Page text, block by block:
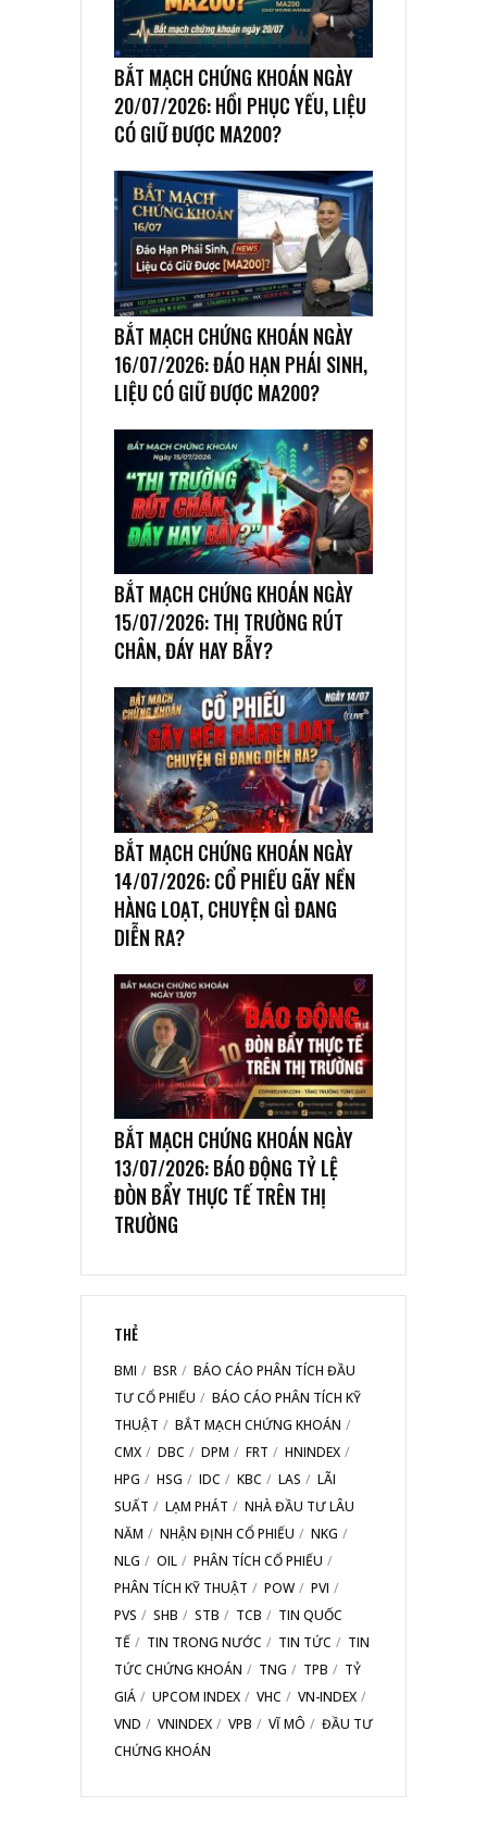
BẮT MẠCH CHỨNG KHOÁN NGÀY
20/07/2026: HỒI PHỤC YẾU, LIỆU
CÓ GIỮ ĐƯỢC MA200?
BẮT MẠCH CHỨNG KHOÁN NGÀY
16/07/2026: ĐÁO HẠN PHÁI SINH,
LIỆU CÓ GIỮ ĐƯỢC MA200?
BẮT MẠCH CHỨNG KHOÁN NGÀY
15/07/2026: THỊ TRƯỜNG RÚT
CHÂN, ĐÁY HAY BẪY?
BẮT MẠCH CHỨNG KHOÁN NGÀY
14/07/2026: CỔ PHIẾU GÃY NỀN
HÀNG LOẠT, CHUYỆN GÌ ĐANG
DIỄN RA?
BẮT MẠCH CHỨNG KHOÁN NGÀY
13/07/2026: BÁO ĐỘNG TỶ LỆ
ĐÒN BẨY THỰC TẾ TRÊN THỊ
TRƯỜNG
THẺ
BMI BSR
BÁO CÁO PHÂN TÍCH ĐẦU
TƯ CỔ PHIẾU
BÁO CÁO PHÂN TÍCH KỸ
THUẬT
BẮT MẠCH CHỨNG KHOÁN
CMX
DBC DPM FRT
HNINDEX
HPG
HSG IDC KBC LAS
LÃI
SUẤT
LẠM PHÁT
NHÀ ĐẦU TƯ LÂU
NĂM
NHẬN ĐỊNH CỔ PHIẾU
NKG
NLG
OIL
PHÂN TÍCH CỔ PHIẾU
PHÂN TÍCH KỸ THUẬT
POW
PVI
PVS
SHB STB TCB
TIN QUỐC
TẾ
TIN TRONG NƯỚC TIN TỨC
TIN
TỨC CHỨNG KHOÁN
TNG TPB
TỶ
GIÁ
UPCOM INDEX VHC
VN-INDEX
VND
VNINDEX VPB VĨ MÔ
ĐẦU TƯ
CHỨNG KHOÁN